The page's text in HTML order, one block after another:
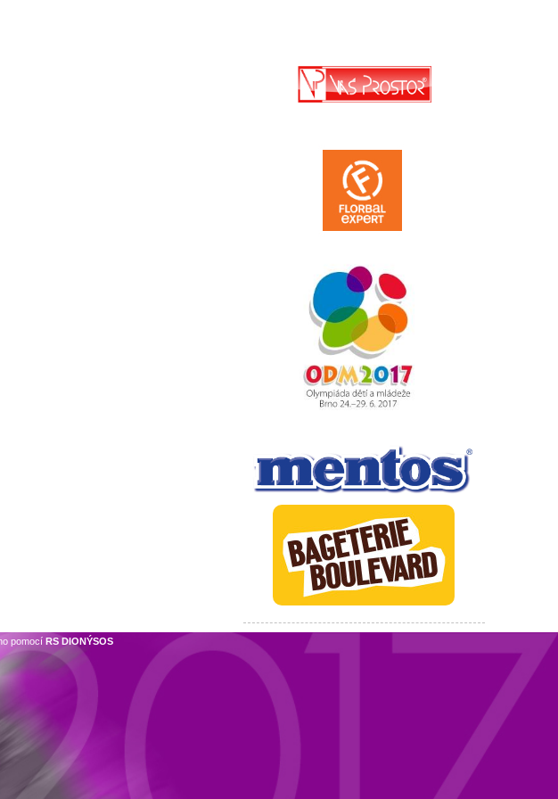
pomocí RS DIONÝSOS